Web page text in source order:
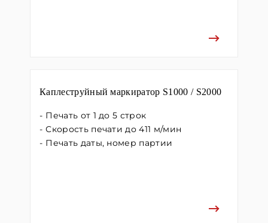
Каплеструйный маркиратор S1000 / S2000
Печать от 1 до 5 строк
Скорость печати до 411 м/мин
Печать даты, номер партии